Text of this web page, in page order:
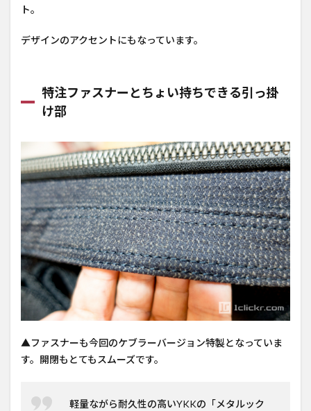
ト。
デザインのアクセントにもなっています。
特注ファスナーとちょい持ちできる引っ掛
け部
▲ファスナーも今回のケブラーバージョン特製となっていま
す。開閉もとてもスムーズです。
軽量ながら耐久性の高いYKKの「メタルック